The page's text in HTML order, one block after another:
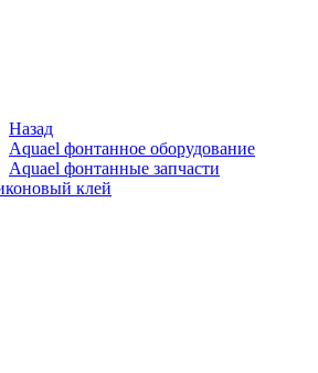
Назад
Aquael фонтанное оборудование
Aquael фонтанные запчасти
клей